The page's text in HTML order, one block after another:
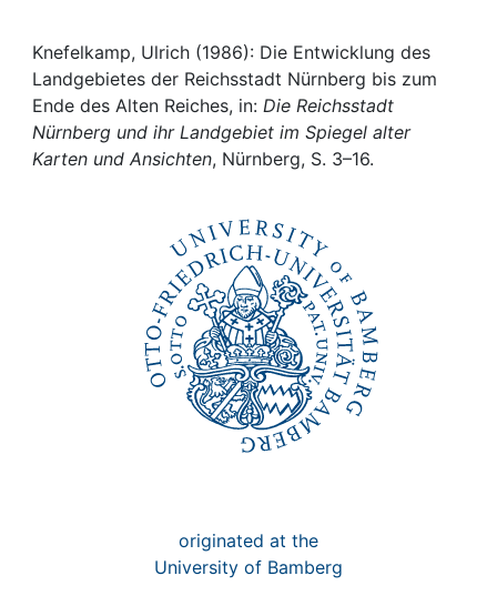
Awards
My FIS
Help
Knefelkamp, Ulrich (1986): Die Entwicklung des
Landgebietes der Reichsstadt Nürnberg bis zum
Ende des Alten Reiches, in: Die Reichsstadt
Nürnberg und ihr Landgebiet im Spiegel alter
Karten und Ansichten, Nürnberg, S. 3–16.
originated at the
University of Bamberg